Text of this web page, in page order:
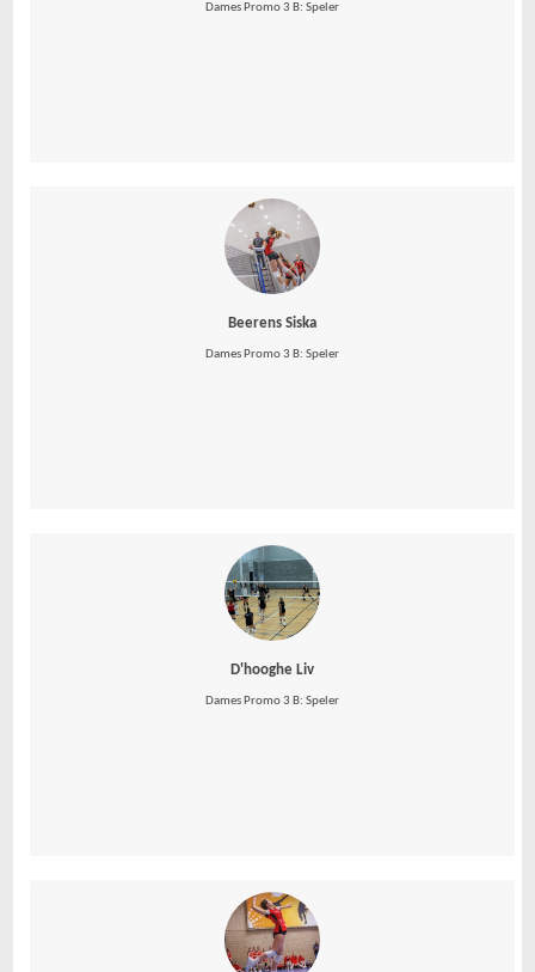
Dames Promo 3 B: Speler
Beerens Siska
Dames Promo 3 B: Speler
D'hooghe Liv
Dames Promo 3 B: Speler